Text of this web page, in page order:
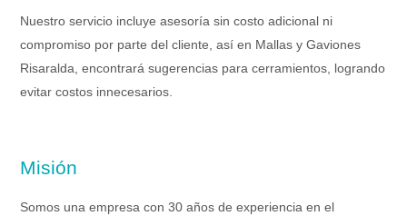
Nuestro servicio incluye asesoría sin costo adicional ni
compromiso por parte del cliente, así en Mallas y Gaviones
Risaralda, encontrará sugerencias para cerramientos, logrando
evitar costos innecesarios.
Misión
Somos una empresa con 30 años de experiencia en el